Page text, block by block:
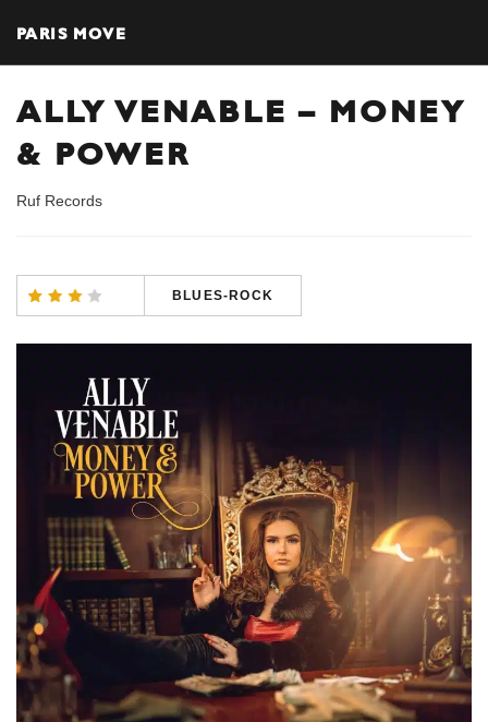
PARIS MOVE
ALLY VENABLE – MONEY
& POWER
Ruf Records
BLUES-ROCK